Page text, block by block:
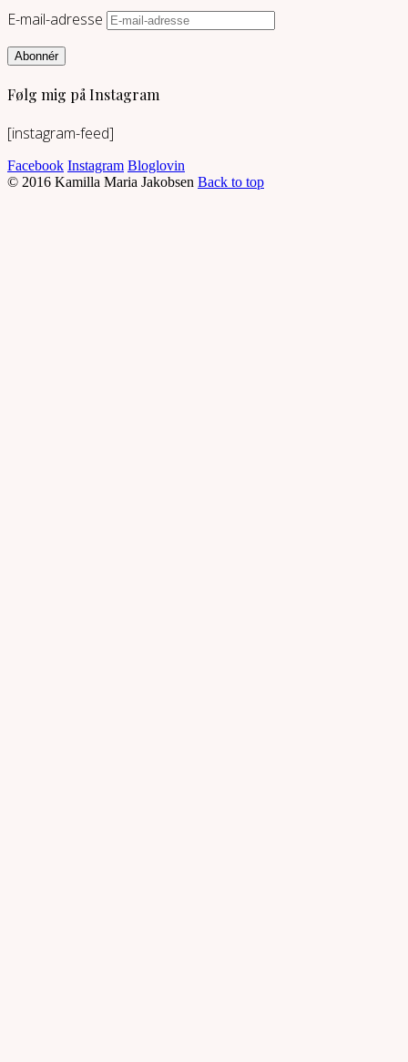
E-mail-adresse
Abonnér
Følg mig på Instagram
[instagram-feed]
Facebook Instagram Bloglovin
© 2016 Kamilla Maria Jakobsen Back to top